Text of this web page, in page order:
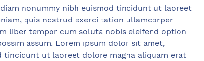
nonummy nibh euismod tincidunt ut laoreet
quis nostrud exerci tation ullamcorper
liber tempor cum soluta nobis eleifend option
assum. Lorem ipsum dolor sit amet,
tincidunt ut laoreet dolore magna aliquam erat